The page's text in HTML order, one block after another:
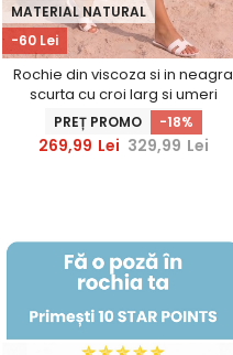
-60 Lei
MATERIAL NATURAL
Rochie din viscoza si in neagra
scurta cu croi larg si umeri
decupati - StarShinerS
PREȚ PROMO -18%
269,99 Lei 329,99 Lei